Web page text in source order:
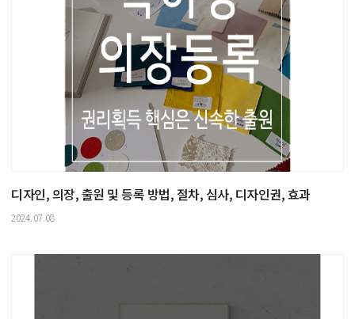
디자인, 의장, 출원 및 등록 방법, 절차, 심사, 디자인권, 효과
2024.07.08